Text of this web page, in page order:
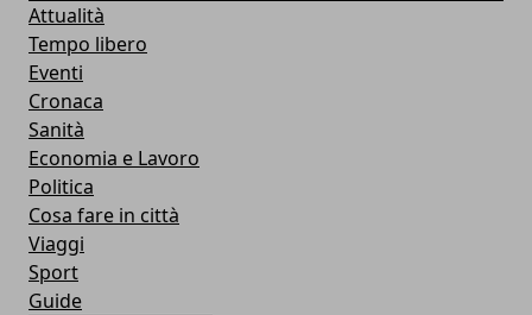
Attualità
Tempo libero
Eventi
Cronaca
Sanità
Economia e Lavoro
Politica
Cosa fare in città
Viaggi
Sport
Guide